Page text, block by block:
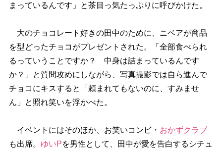
まっているんです」と茶目っ気たっぷりに呼びかけた。
大のチョコレート好きの田中のために、ニベアが商品
を型どったチョコがプレゼントされた。「全部食べられ
るっていうことですか？ 中身は詰まっているんです
か？」と質問攻めにしながら、写真撮影では自ら進んで
チョコにキスすると「頼まれてもないのに、すみませ
ん」と照れ笑いを浮かべた。
イベントにはそのほか、お笑いコンビ・ おかずクラブ
も出席。 ゆいPを男性として、田中が愛を告白するシチュ